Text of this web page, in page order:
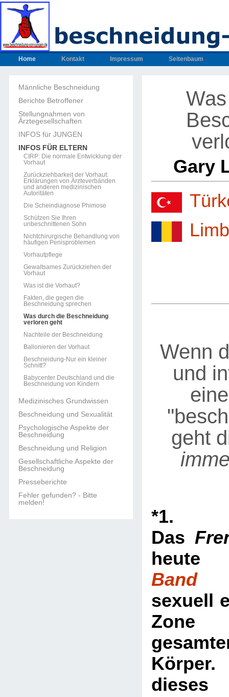
Home Kontakt Impressum Seitenbaum
Männliche Beschneidung
Berichte Betroffener
Stellungnahmen von
Ärztegesellschaften
INFOS für JUNGEN
INFOS FÜR ELTERN
CIRP: Die normale Entwicklung der
Vorhaut
Zurückziehbarkeit der Vorhaut:
Erklärungen von Ärzteverbänden
und anderen medizinischen
Autoritäten
Die Scheindiagnose Phimose
Schützen Sie Ihren
unbeschnittenen Sohn
Nichtchirurgische Behandlung von
häufigen Penisproblemen
Vorhautpflege
Gewaltsames Zurückziehen der
Vorhaut
Was ist die Vorhaut?
Fakten, die gegen die
Beschneidung sprechen
Was durch die Beschneidung
verloren geht
Nachteile der Beschneidung
Ballonieren der Vorhaut
Beschneidung-Nur ein kleiner
Schnitt?
Babycenter Deutschland und die
Beschneidung von Kindern
Medizinisches Grundwissen
Beschneidung und Sexualität
Psychologische Aspekte der
Beschneidung
Beschneidung und Religion
Gesellschaftliche Aspekte der
Beschneidung
Presseberichte
Fehler gefunden? - Bitte
melden!
Gary
Wenn
und
geht
*1.
Das
Band
sexuell